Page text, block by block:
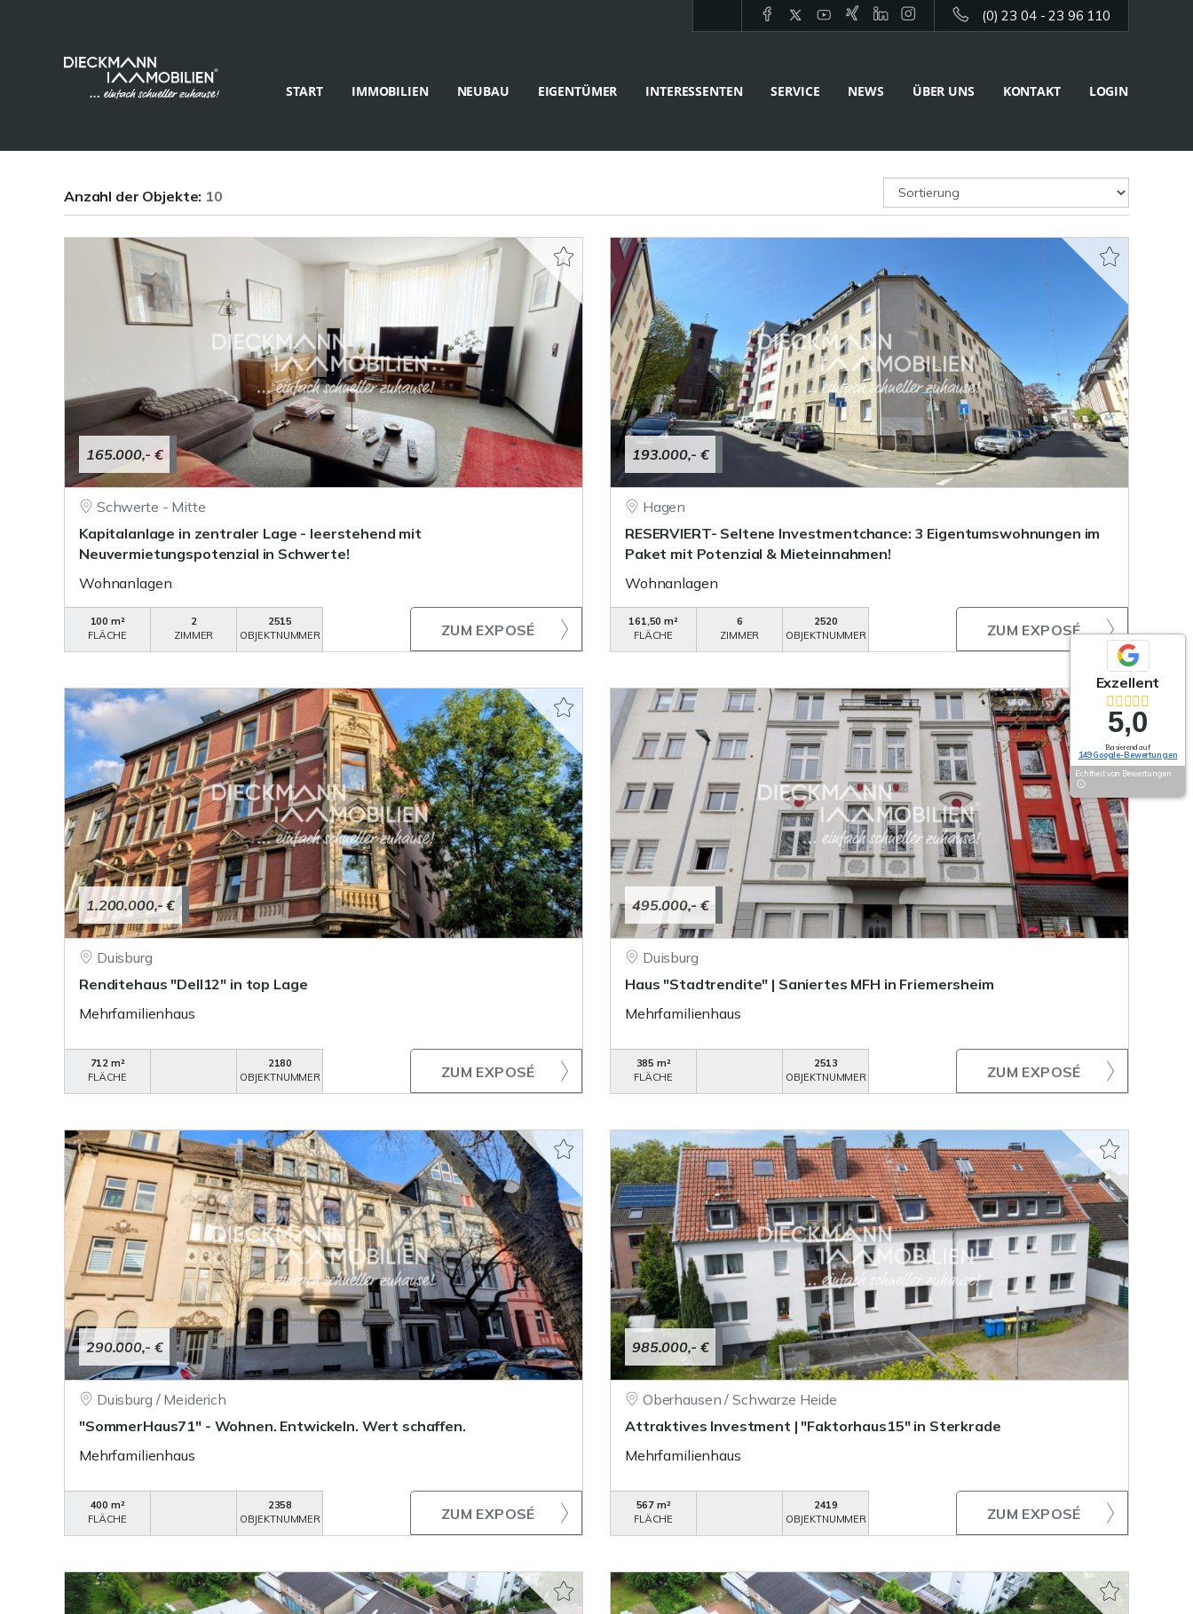
(0) 23 04 - 23 96 110
START IMMOBILIEN NEUBAU EIGENTÜMER INTERESSENTEN SERVICE NEWS ÜBER UNS KONTAKT LOGIN
Anzahl der Objekte: 10
165.000,- €
Schwerte - Mitte
Kapitalanlage in zentraler Lage - leerstehend mit
Neuvermietungspotenzial in Schwerte!
Wohnanlagen
100 m²
FLÄCHE
2
ZIMMER
2515
OBJEKTNUMMER
ZUM EXPOSÉ
193.000,- €
Hagen
RESERVIERT- Seltene Investmentchance: 3 Eigentumswohnungen im
Paket mit Potenzial & Mieteinnahmen!
Wohnanlagen
161,50 m²
FLÄCHE
6
ZIMMER
2520
OBJEKTNUMMER
ZUM EXPOSÉ
1.200.000,- €
Duisburg
Renditehaus "Dell12" in top Lage
Mehrfamilienhaus
712 m²
FLÄCHE
2180
OBJEKTNUMMER
ZUM EXPOSÉ
495.000,- €
Duisburg
Haus "Stadtrendite" | Saniertes MFH in Friemersheim
Mehrfamilienhaus
385 m²
FLÄCHE
2513
OBJEKTNUMMER
ZUM EXPOSÉ
290.000,- €
Duisburg / Meiderich
"SommerHaus71" - Wohnen. Entwickeln. Wert schaffen.
Mehrfamilienhaus
400 m²
FLÄCHE
2358
OBJEKTNUMMER
ZUM EXPOSÉ
985.000,- €
Oberhausen / Schwarze Heide
Attraktives Investment | "Faktorhaus15" in Sterkrade
Mehrfamilienhaus
567 m²
FLÄCHE
2419
OBJEKTNUMMER
ZUM EXPOSÉ
Exzellent
5,0
Basierend auf
149 Google-Bewertungen
Echtheit von Bewertungen